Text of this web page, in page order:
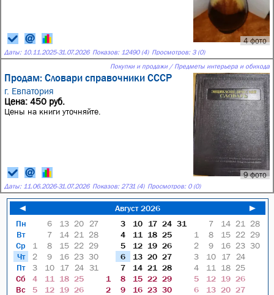
4 фото
Даты: 10.11.2025-31.07.2026 Показов: 12490 (4) Просмотров: 3 (0)
Покупки и продажи / Предметы интерьера и обихода
Продам: Словари справочники СССР
г. Евпатория
9 фото
Цена: 450 руб.
Цены на книги уточняйте.
Даты: 11.06.2026-31.07.2026 Показов: 2731 (4) Просмотров: 0 (0)
◄ Август 2026
►
Пн
Вт
Ср
Чт
Пт
Сб
Вс
6 13 20
27
7
14 21
28
1
8 15 22 29
2
9 16 23 30
3
10 17 24 31
4
11 18 25
5
12 19 26
3 10 17 24 31
4
11 18 25
5
12 19 26
6
13 20 27
7
14 21
28
1
8 15 22 29
2
9 16 23 30
7 14 21
28
1
8 15 22 29
2
9 16 23 30
3
10 17
24
4
11 18 25
5
12 19 26
6
13 20 27